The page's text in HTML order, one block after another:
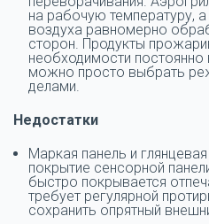
на рабочую температуру,
воздуха равномерно
сторон. Продукты
необходимости
можно просто выбрать
делами.
Недостатки
Маркая панель и
покрытие сенсорной
быстро покрывается
требует регулярной
сохранить опрятный